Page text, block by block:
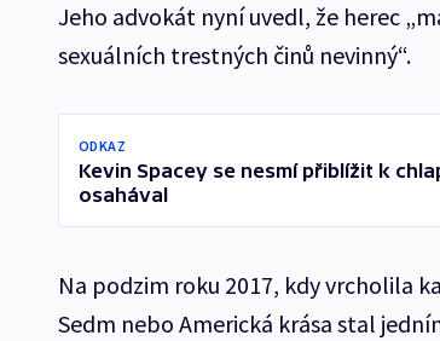
Jeho advokát nyní uvedl, že herec
sexuálních trestných činů nevinný“.
ODKAZ
Kevin Spacey se nesmí přiblížit k
osahával
Na podzim roku 2017, kdy vrcholila
Sedm nebo Americká krása stal